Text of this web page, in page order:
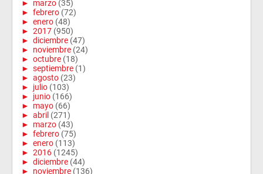
► marzo (35)
► febrero (72)
► enero (48)
► 2017 (950)
► diciembre (47)
► noviembre (24)
► octubre (18)
► septiembre (1)
► agosto (23)
► julio (103)
► junio (166)
► mayo (66)
► abril (271)
► marzo (43)
► febrero (75)
► enero (113)
► 2016 (1245)
► diciembre (44)
► noviembre (136)